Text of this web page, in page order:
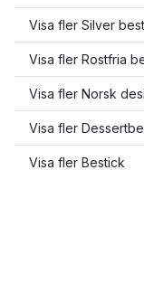
Visa fler Silver
Visa fler Rostfria
Visa fler Norsk
Visa fler
Visa fler Bestick